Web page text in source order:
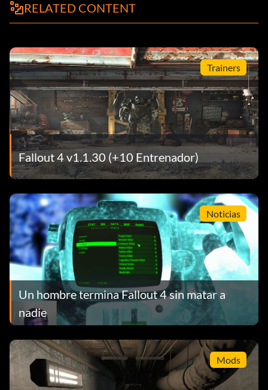
RELATED CONTENT
Trainers
Fallout 4 v1.1.30 (+10 Entrenador)
Noticias
Un hombre termina Fallout 4 sin matar a
nadie
Mods